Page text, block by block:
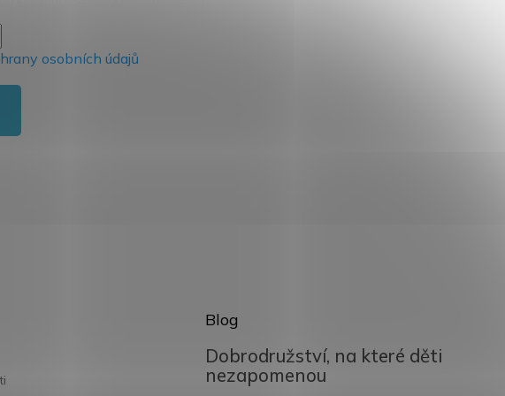
osobních údajů
Blog
Dobrodružství, na které děti
nezapomenou